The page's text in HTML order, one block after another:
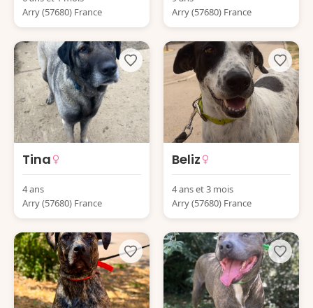
Arry (57680) France
Arry (57680) France
Tina
4 ans
Arry (57680) France
Beliz
4 ans et 3 mois
Arry (57680) France